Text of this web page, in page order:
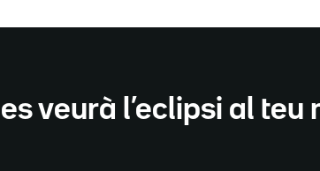
veurà l’eclipsi al teu